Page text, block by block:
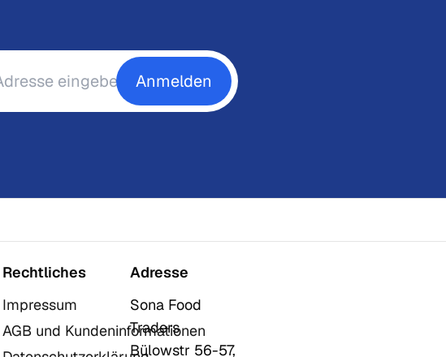
Anmelden
Rechtliches
Impressum
AGB und Kundeninformationen
Adresse
Sona Food
Traders
Bülowstr 56-57,